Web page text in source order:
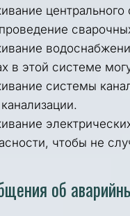
центрального
в этой системе
системы
чтобы не
об